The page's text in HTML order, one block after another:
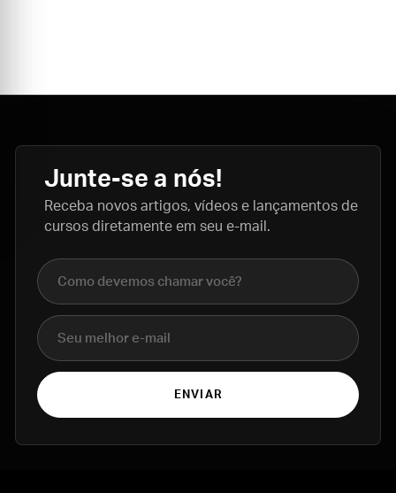
Junte-se a nós!
Receba novos artigos, vídeos e lançamentos de
cursos diretamente em seu e-mail.
Nome completo
E-mail
ENVIAR